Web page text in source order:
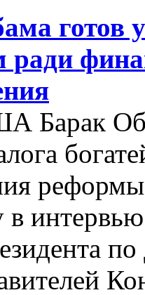
готов
ради
Барак
в